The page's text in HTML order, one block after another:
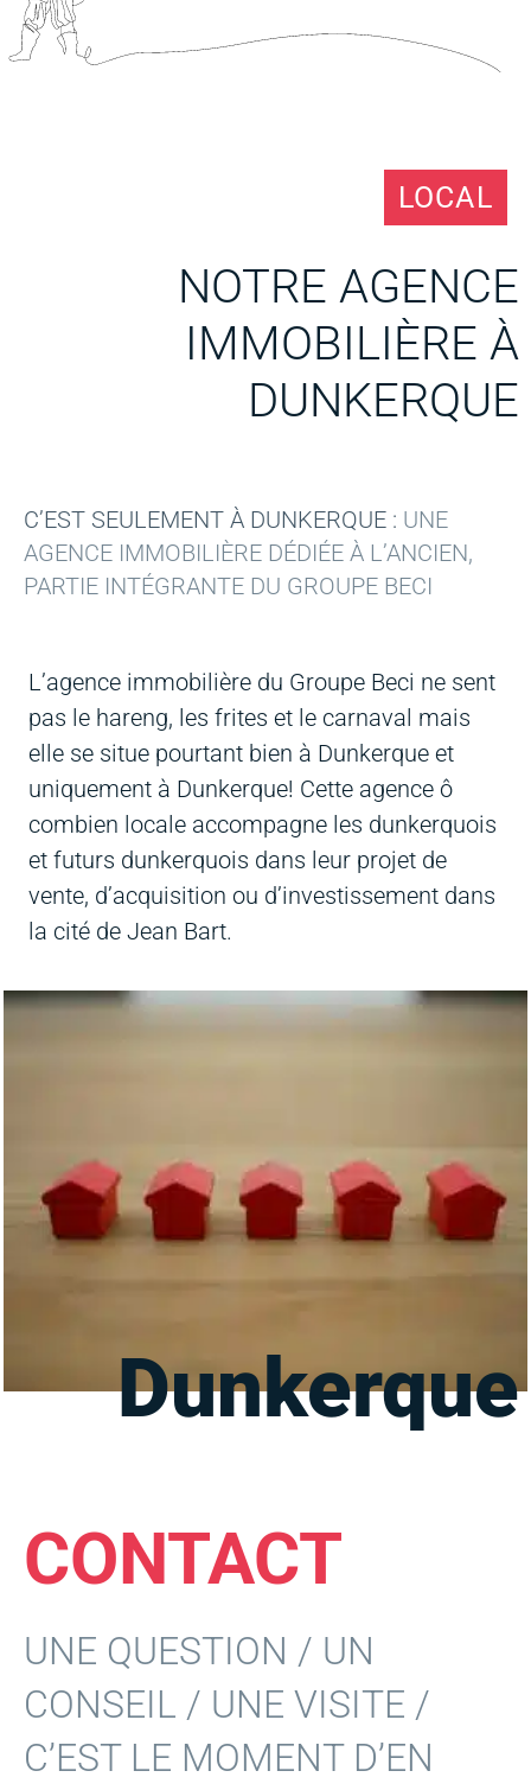
LOCAL
NOTRE AGENCE
IMMOBILIÈRE À
DUNKERQUE
C’EST SEULEMENT À DUNKERQUE : UNE
AGENCE IMMOBILIÈRE DÉDIÉE À L’ANCIEN,
PARTIE INTÉGRANTE DU GROUPE BECI
L’agence immobilière du Groupe Beci ne sent
pas le hareng, les frites et le carnaval mais
elle se situe pourtant bien à Dunkerque et
uniquement à Dunkerque! Cette agence ô
combien locale accompagne les dunkerquois
et futurs dunkerquois dans leur projet de
vente, d’acquisition ou d’investissement dans
la cité de Jean Bart.
Dunkerque
CONTACT
UNE QUESTION / UN
CONSEIL / UNE VISITE /
C’EST LE MOMENT D’EN